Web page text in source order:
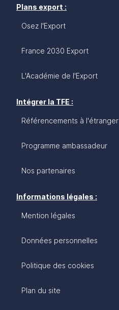
Plans export :
Osez l'Export
France 2030 Export
L'Académie de l'Export
Intégrer la TFE :
Référencements à l'étranger
Programme ambassadeur
Nos partenaires
Informations légales :
Mention légales
Données personnelles
Politique des cookies
Plan du site